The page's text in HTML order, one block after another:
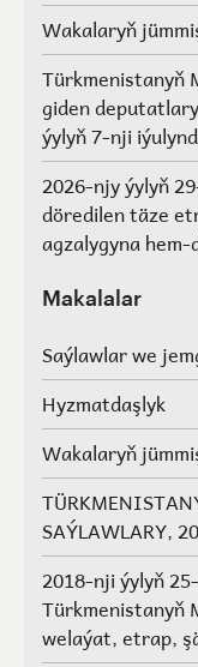
Wakalaryň
Türkmenistanyň
giden
ýylyň 7-nji
2026-njy ýylyň
döredilen täze
agzalygyna
maslahatlarynyň
Makalalar
Saýlawlar we
Hyzmatdaşlyk
Wakalaryň
SAÝLAWLARY,
2018-nji ýylyň
Türkmenistanyň
welaýat, etrap,